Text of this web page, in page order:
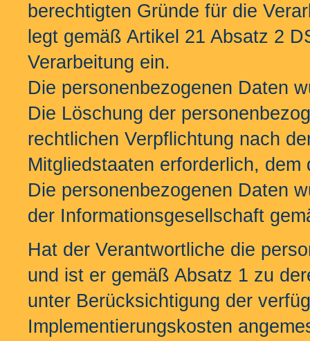
berechtigten Gründe für die
legt gemäß Artikel 21 Absatz 2
Verarbeitung ein.
Die personenbezogenen Daten
Die Löschung der
rechtlichen Verpflichtung nach
Mitgliedstaaten erforderlich,
Die personenbezogenen Daten
der Informationsgesellschaft
Hat der Verantwortliche die
und ist er gemäß Absatz 1 zu
unter Berücksichtigung der
Implementierungskosten